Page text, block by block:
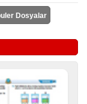
Dosyalar